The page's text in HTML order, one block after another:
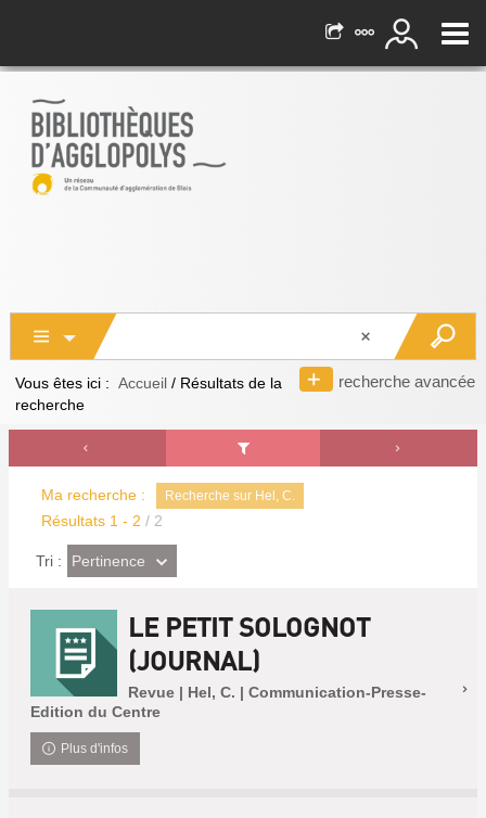
recherche avancée
Vous êtes ici : Accueil / Résultats de la
recherche
Ma recherche : Recherche sur Hel, C.
Résultats 1 - 2 / 2
Tri : (Effet
imédiat)
Pertinence
LE PETIT SOLOGNOT
(JOURNAL)
Revue | Hel, C. | Communication-Presse-
Edition du Centre
Plus d'infos